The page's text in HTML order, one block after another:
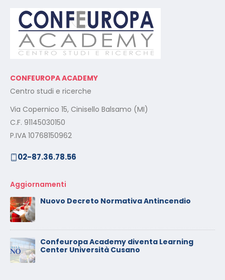
CONFEUROPA ACADEMY
Centro studi e ricerche
Via Copernico 15, Cinisello Balsamo (MI)
C.F. 91145030150
P.IVA 10768150962
02-87.36.78.56
Aggiornamenti
Nuovo Decreto Normativa Antincendio
Confeuropa Academy diventa Learning
Center Università Cusano